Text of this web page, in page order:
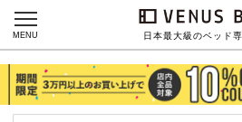
日本最大級のベッド
MENU